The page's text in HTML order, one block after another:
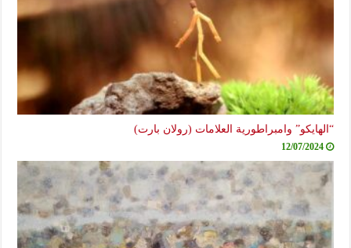
“الهايكو” وامبراطورية العلامات (رولان بارت)
12/07/2024